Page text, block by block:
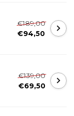
€189,00
€94,50
€139,00
€69,50